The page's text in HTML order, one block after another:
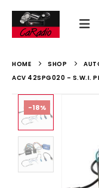
HOME SHOP
ACV 42SPG020 – S.W.I.
-18%